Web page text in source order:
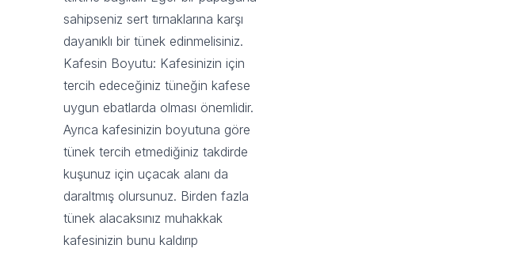
sahipseniz sert tırnaklarına karşı
dayanıklı bir tünek edinmelisiniz.
Kafesin Boyutu: Kafesinizin için
tercih edeceğiniz tüneğin kafese
uygun ebatlarda olması önemlidir.
Ayrıca kafesinizin boyutuna göre
tünek tercih etmediğiniz takdirde
kuşunuz için uçacak alanı da
daraltmış olursunuz. Birden fazla
tünek alacaksınız muhakkak
kafesinizin bunu kaldırıp